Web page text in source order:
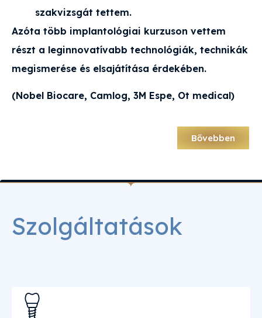
szakvizsgát tettem.
Azóta több implantológiai kurzuson vettem
részt a leginnovatívabb technológiák, technikák
megismerése és elsajátítása érdekében.
(Nobel Biocare, Camlog, 3M Espe, Ot medical)
Bővebben
Szolgáltatások